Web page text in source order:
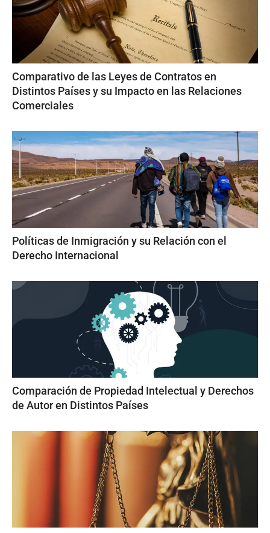
Comparativo de las Leyes de Contratos en
Distintos Países y su Impacto en las Relaciones
Comerciales
Políticas de Inmigración y su Relación con el
Derecho Internacional
Comparación de Propiedad Intelectual y Derechos
de Autor en Distintos Países